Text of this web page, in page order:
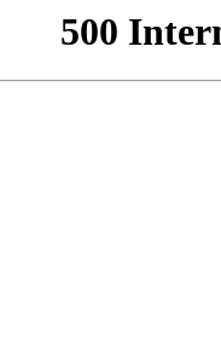
500